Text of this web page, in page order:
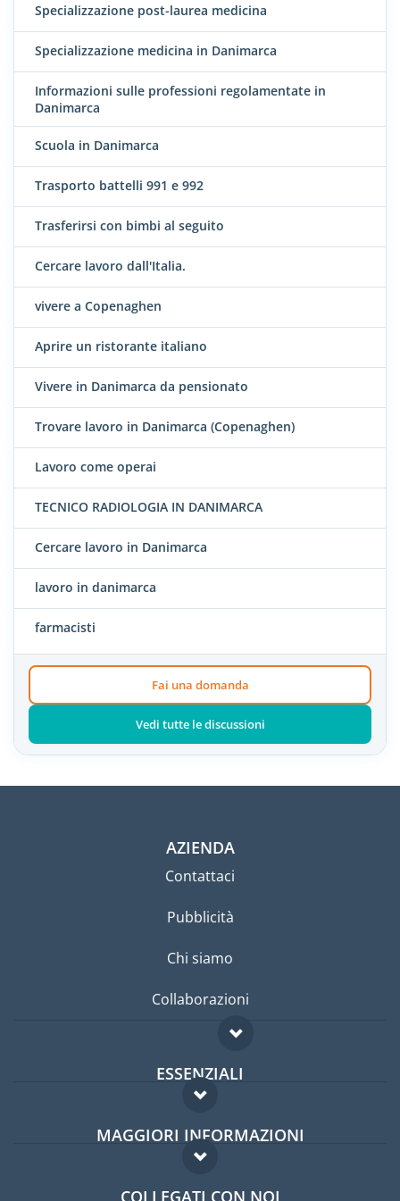
Specializzazione post-laurea medicina
Specializzazione medicina in Danimarca
Informazioni sulle professioni regolamentate in
Danimarca
Scuola in Danimarca
Trasporto battelli 991 e 992
Trasferirsi con bimbi al seguito
Cercare lavoro dall'Italia.
vivere a Copenaghen
Aprire un ristorante italiano
Vivere in Danimarca da pensionato
Trovare lavoro in Danimarca (Copenaghen)
Lavoro come operai
TECNICO RADIOLOGIA IN DANIMARCA
Cercare lavoro in Danimarca
lavoro in danimarca
farmacisti
Fai una domanda
Vedi tutte le discussioni
AZIENDA
Contattaci
Pubblicità
Chi siamo
Collaborazioni
ESSENZIALI
Forum per expat
Guida per expat
MAGGIORI INFORMAZIONI
Domande frequenti
COLLEGATI CON NOI